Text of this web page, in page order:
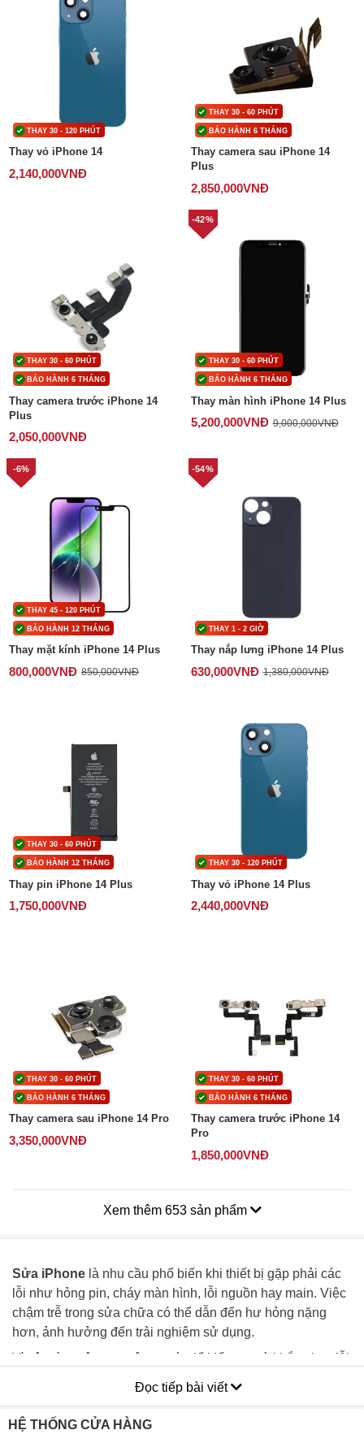
THAY 30 - 120 PHÚT
Thay vỏ iPhone 14
2,140,000VNĐ
THAY 30 - 60 PHÚT
BẢO HÀNH 6 THÁNG
Thay camera sau iPhone 14
Plus
2,850,000VNĐ
THAY 30 - 60 PHÚT
BẢO HÀNH 6 THÁNG
Thay camera trước iPhone 14
Plus
2,050,000VNĐ
THAY 30 - 60 PHÚT
BẢO HÀNH 6 THÁNG
-42%
Thay màn hình iPhone 14 Plus
5,200,000VNĐ 9,000,000VNĐ
THAY 45 - 120 PHÚT
BẢO HÀNH 12 THÁNG
-6%
Thay mặt kính iPhone 14 Plus
800,000VNĐ 850,000VNĐ
THAY 1 - 2 GIỜ
-54%
Thay nắp lưng iPhone 14 Plus
630,000VNĐ 1,380,000VNĐ
THAY 30 - 60 PHÚT
BẢO HÀNH 12 THÁNG
Thay pin iPhone 14 Plus
1,750,000VNĐ
THAY 30 - 120 PHÚT
Thay vỏ iPhone 14 Plus
2,440,000VNĐ
THAY 30 - 60 PHÚT
BẢO HÀNH 6 THÁNG
Thay camera sau iPhone 14 Pro
3,350,000VNĐ
THAY 30 - 60 PHÚT
BẢO HÀNH 6 THÁNG
Thay camera trước iPhone 14
Pro
1,850,000VNĐ
Xem thêm 653 sản phẩm
Sửa iPhone là nhu cầu phổ biến khi thiết bị gặp phải các
lỗi như hỏng pin, cháy màn hình, lỗi nguồn hay main. Việc
chậm trễ trong sửa chữa có thể dẫn đến hư hỏng nặng
hơn, ảnh hưởng đến trải nghiệm sử dụng.
Vì vậy, tìm một trung tâm uy tín để kiểm tra và khắc phục lỗi
bảng giá và các dịch vụ sửa chữa điện thoạiiPhone
chuyên nghiệp tại Viện Di Động
Đọc tiếp bài viết
HỆ THỐNG CỬA HÀNG